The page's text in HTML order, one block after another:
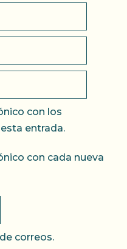
con los
entrada.
con cada nueva
correos.